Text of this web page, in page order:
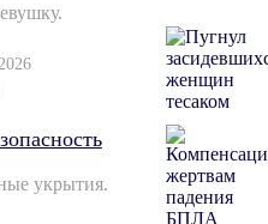
укрытия.